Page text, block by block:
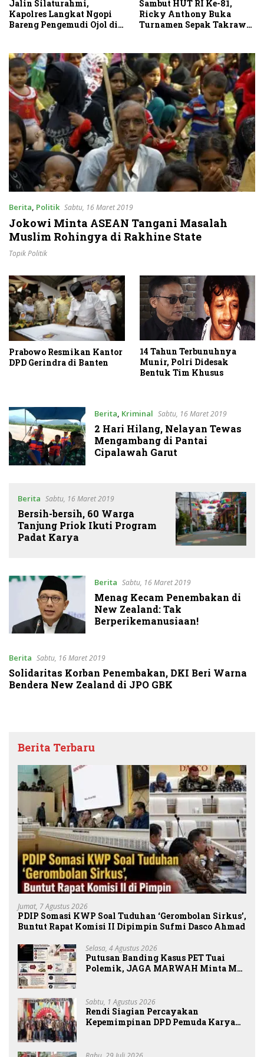
Jalin Silaturahmi,
Kapolres Langkat Ngopi
Bareng Pengemudi Ojol di
Sambut HUT RI Ke-81,
Ricky Anthony Buka
Turnamen Sepak Takraw
Berita, Politik Sabtu, 16 Maret 2019
Jokowi Minta ASEAN Tangani Masalah
Muslim Rohingya di Rakhine State
Topik Politik
Prabowo Resmikan Kantor
DPD Gerindra di Banten
14 Tahun Terbunuhnya
Munir, Polri Didesak
Bentuk Tim Khusus
Berita, Kriminal Sabtu, 16 Maret 2019
2 Hari Hilang, Nelayan Tewas
Mengambang di Pantai
Cipalawah Garut
Berita Sabtu, 16 Maret 2019
Bersih-bersih, 60 Warga
Tanjung Priok Ikuti Program
Padat Karya
Berita Sabtu, 16 Maret 2019
Menag Kecam Penembakan di
New Zealand: Tak
Berperikemanusiaan!
Berita Sabtu, 16 Maret 2019
Solidaritas Korban Penembakan, DKI Beri Warna
Bendera New Zealand di JPO GBK
Berita Terbaru
Jumat, 7 Agustus 2026
PDIP Somasi KWP Soal Tuduhan ‘Gerombolan Sirkus’,
Buntut Rapat Komisi II Dipimpin Sufmi Dasco Ahmad
Selasa, 4 Agustus 2026
Putusan Banding Kasus PET Tuai
Polemik, JAGA MARWAH Minta MA
Sabtu, 1 Agustus 2026
Rendi Siagian Percayakan
Kepemimpinan DPD Pemuda Karya